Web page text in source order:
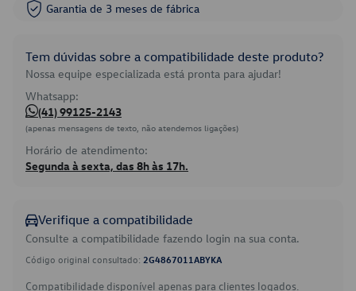
Garantia de 3 meses de fábrica
Tem dúvidas sobre a compatibilidade deste produto?
Nossa equipe especializada está pronta para ajudar!
Whatsapp:
(41) 99125-2143
(apenas mensagens de texto, não atendemos ligações)
Horário de atendimento:
Segunda à sexta, das 8h às 17h.
Verifique a compatibilidade
Consulte a compatibilidade fazendo login na sua conta.
Código original consultado: 2G4867011ABYKA
Compatibilidade disponível apenas para clientes logados.